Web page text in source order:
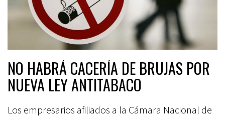
NO HABRÁ CACERÍA DE BRUJAS POR
NUEVA LEY ANTITABACO
Los empresarios afiliados a la Cámara Nacional de